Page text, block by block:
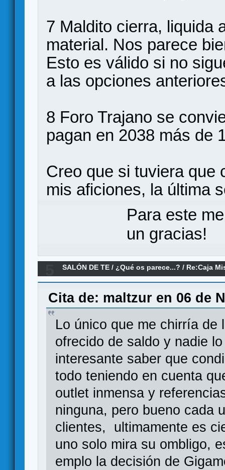
7 Maldito cierra, liquida
material. Nos parece
Esto es válido si no
a las opciones
8 Foro Trajano se
pagan en 2038 más de
Creo que si tuviera que
mis aficiones, la última
Para este
un gracias!
SALÓN DE TE / ¿Qué os parece...? / Re:Caja
Cita de: maltzur en 06 de
Lo único que me chirría de
ofrecido de saldo y nadie
interesante saber que
todo teniendo en cuenta
outlet inmensa y
ninguna, pero bueno cada
clientes, ultimamente es
uno solo mira su ombligo,
emplo la decisión de